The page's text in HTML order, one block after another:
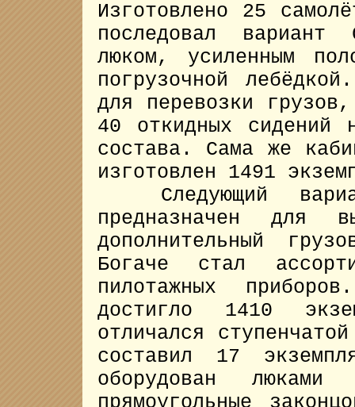
Изготовлено 25
последовал
люком, усиленным
погрузочной
для перевозки
40 откидных сидений
состава. Сама же
изготовлен 1491
Следующий
предназначен для
дополнительный
Богаче стал
пилотажных
достигло 1410
отличался
составил 17
оборудован